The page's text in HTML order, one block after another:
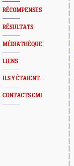
RÉCOMPENSES
RÉSULTATS
MÉDIATHÈQUE
LIENS
ILS Y ÉTAIENT...
CONTACTS CMI